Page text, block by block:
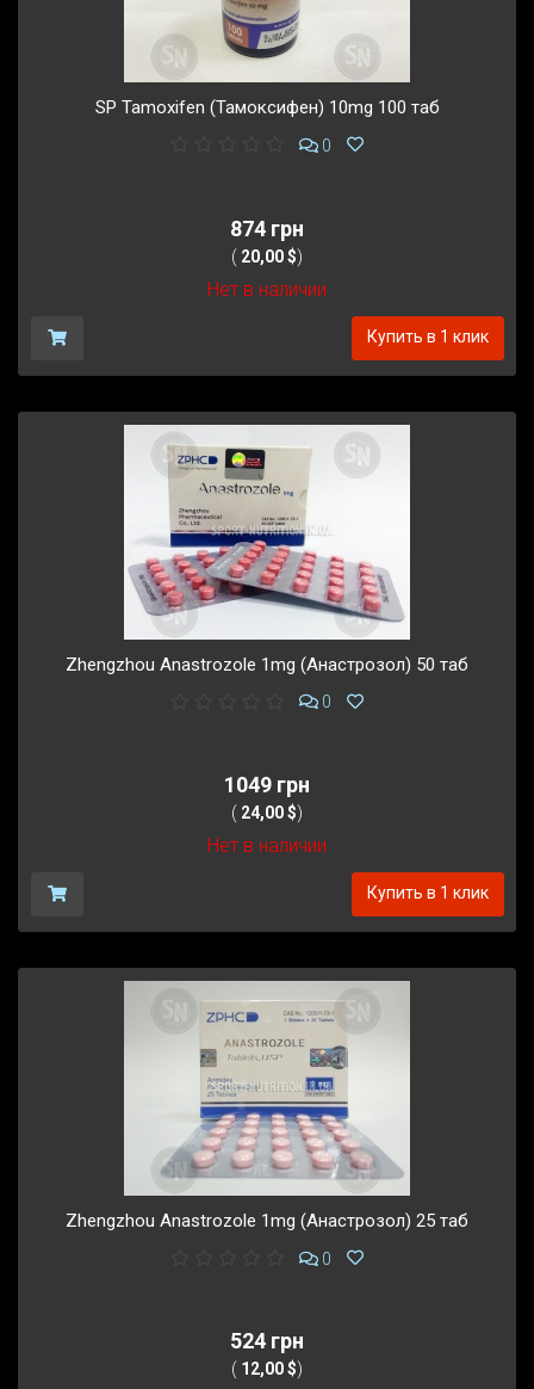
SP Tamoxifen (Тамоксифен) 10mg 100 таб
0
874 грн
( 20,00 $)
Нет в наличии
Купить в 1 клик
Zhengzhou Anastrozole 1mg (Анастрозол) 50 таб
0
1049 грн
( 24,00 $)
Нет в наличии
Купить в 1 клик
Zhengzhou Anastrozole 1mg (Анастрозол) 25 таб
0
524 грн
( 12,00 $)